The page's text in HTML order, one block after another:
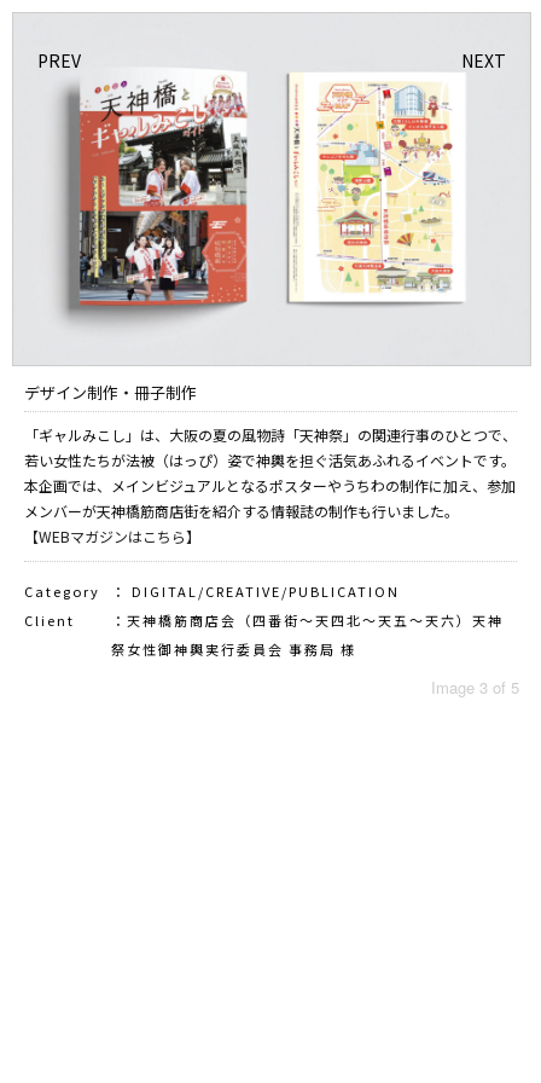
デザイン制作・冊子制作
「ギャルみこし」は、大阪の夏の風物詩「天神祭」の関連行事のひとつで、
若い女性たちが法被（はっぴ）姿で神輿を担ぐ活気あふれるイベントです。
本企画では、メインビジュアルとなるポスターやうちわの制作に加え、参加
メンバーが天神橋筋商店街を紹介する情報誌の制作も行いました。
【WEBマガジンはこちら】
Category
： DIGITAL/CREATIVE/PUBLICATION
Client
：天神橋筋商店会（四番街〜天四北〜天五〜天六）天神
祭女性御神輿実行委員会 事務局 様
Image 3 of 5